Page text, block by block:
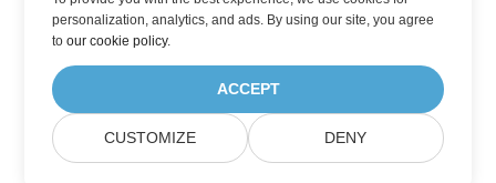
personalization, analytics, and ads. By using our site, you agree
toour cookie policy.
ACCEPT
CUSTOMIZE DENY